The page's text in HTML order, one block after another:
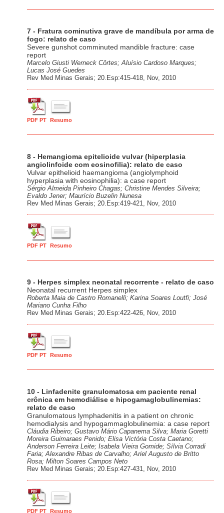
7 - Fratura cominutiva grave de mandíbula por arma de
fogo: relato de caso
Severe gunshot comminuted mandible fracture: case
report
Marcelo Giusti Werneck Côrtes; Aluísio Cardoso Marques;
Lucas José Guedes
Rev Med Minas Gerais; 20.Esp:415-418, Nov, 2010
PDF PT Resumo
8 - Hemangioma epitelioide vulvar (hiperplasia
angiolinfoide com eosinofilia): relato de caso
Vulvar epithelioid haemangioma (angiolymphoid
hyperplasia with eosinophilia): a case report
Sérgio Almeida Pinheiro Chagas; Christine Mendes Silveira;
Evaldo Jener; Maurício Buzelin Nunesa
Rev Med Minas Gerais; 20.Esp:419-421, Nov, 2010
PDF PT Resumo
9 - Herpes simplex neonatal recorrente - relato de caso
Neonatal recurrent Herpes simplex
Roberta Maia de Castro Romanelli; Karina Soares Loutfi; José
Mariano Cunha Filho
Rev Med Minas Gerais; 20.Esp:422-426, Nov, 2010
PDF PT Resumo
10 - Linfadenite granulomatosa em paciente renal
crônica em hemodiálise e hipogamaglobulinemias:
relato de caso
Granulomatous lymphadenitis in a patient on chronic
hemodialysis and hypogammaglobulinemia: a case report
Cláudia Ribeiro; Gustavo Mário Capanema Silva; Maria Goretti
Moreira Guimaraes Penido; Elisa Victória Costa Caetano;
Anderson Ferreira Leite; Isabela Vieira Gomide; Sílvia Corradi
Faria; Alexandre Ribas de Carvalho; Ariel Augusto de Britto
Rosa; Milton Soares Campos Neto
Rev Med Minas Gerais; 20.Esp:427-431, Nov, 2010
PDF PT Resumo